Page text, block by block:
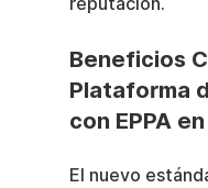
Beneficios
Plataforma
con EPPA
El nuevo